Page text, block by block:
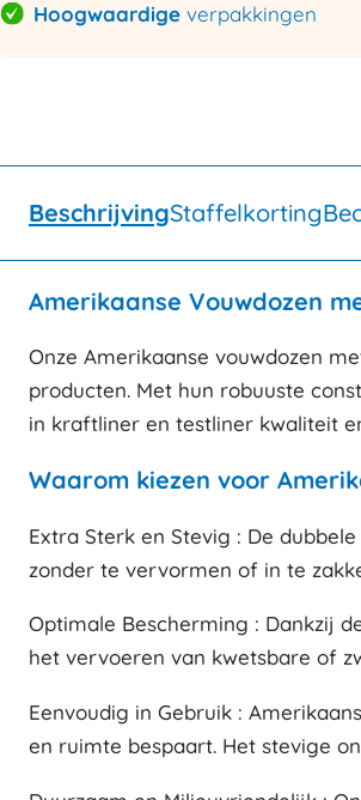
Hoogwaardige verpakkingen
BeschrijvingStaffelkorting
Amerikaanse Vouwdozen
Onze Amerikaanse vouwdozen
producten. Met hun robuuste
in kraftliner en testliner kwaliteit
Waarom kiezen voor
Extra Sterk en Stevig : De
zonder te vervormen of in te
Optimale Bescherming : Dankzij
het vervoeren van kwetsbare of
Eenvoudig in Gebruik :
en ruimte bespaart. Het stevige